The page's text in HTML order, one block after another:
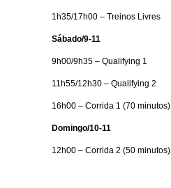
1h35/17h00 – Treinos Livres
Sábado/9-11
9h00/9h35 – Qualifying 1
11h55/12h30 – Qualifying 2
16h00 – Corrida 1 (70 minutos)
Domingo/10-11
12h00 – Corrida 2 (50 minutos)